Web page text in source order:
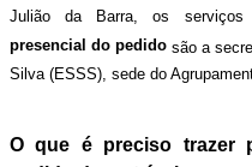
Julião da Barra, os
presencial do pedido são a
Silva (ESSS), sede do
O que é preciso trazer